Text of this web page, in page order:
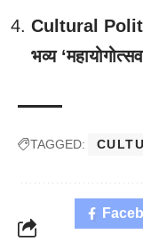
Cultural
भव्य
TAGGED: